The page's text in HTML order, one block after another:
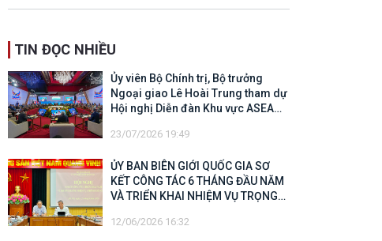
TIN ĐỌC NHIỀU
Ủy viên Bộ Chính trị, Bộ trưởng
Ngoại giao Lê Hoài Trung tham dự
Hội nghị Diễn đàn Khu vực ASEAN
23/07/2026 19:49
ỦY BAN BIÊN GIỚI QUỐC GIA SƠ
KẾT CÔNG TÁC 6 THÁNG ĐẦU NĂM
VÀ TRIỂN KHAI NHIỆM VỤ TRỌNG
12/06/2026 16:32